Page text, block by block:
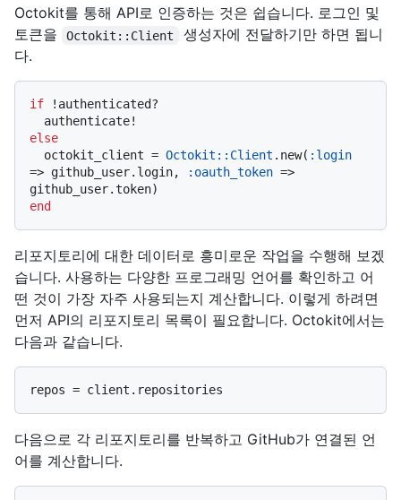
Octokit를 통해 API로 인증하는 것은 쉽습니다. 로그인 및
토큰을
Octokit::Client
생성자에 전달하기만 하면 됩니
다.
if !authenticated?
else
  octokit_client =
Octokit::Client .new( :login
=> github_user.login,
:oauth_token =>
end
리포지토리에 대한 데이터로 흥미로운 작업을 수행해 보겠
습니다. 사용하는 다양한 프로그래밍 언어를 확인하고 어
떤 것이 가장 자주 사용되는지 계산합니다. 이렇게 하려면
먼저 API의 리포지토리 목록이 필요합니다. Octokit에서는
다음과 같습니다.
다음으로 각 리포지토리를 반복하고 GitHub가 연결된 언
어를 계산합니다.